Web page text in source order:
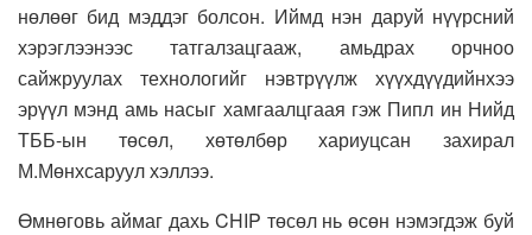
нөлөөг бид мэддэг болсон. Иймд нэн даруй нүүрсний
хэрэглээнээс татгалзацгааж, амьдрах орчноо
сайжруулах технологийг нэвтрүүлж хүүхдүүдийнхээ
эрүүл мэнд амь насыг хамгаалцгаая гэж Пипл ин Нийд
ТББ-ын төсөл, хөтөлбөр хариуцсан захирал
М.Мөнхсаруул хэллээ.
Өмнөговь аймаг дахь CHIP төсөл нь өсөн нэмэгдэж буй